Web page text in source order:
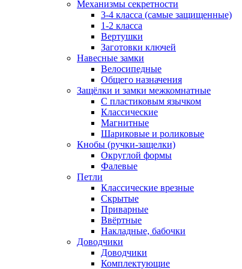
Механизмы секретности
3-4 класса (самые защищенные)
1-2 класса
Вертушки
Заготовки ключей
Навесные замки
Велосипедные
Общего назначения
Защёлки и замки межкомнатные
С пластиковым язычком
Классические
Магнитные
Шариковые и роликовые
Кнобы (ручки-защелки)
Округлой формы
Фалевые
Петли
Классические врезные
Скрытые
Приварные
Ввёртные
Накладные, бабочки
Доводчики
Доводчики
Комплектующие